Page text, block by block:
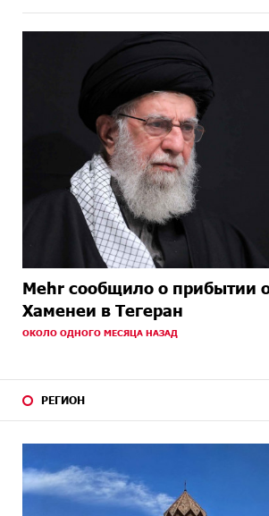
Mehr сообщило о прибытии
Хаменеи в Тегеран
ОКОЛО ОДНОГО МЕСЯЦА НАЗАД
РЕГИОН